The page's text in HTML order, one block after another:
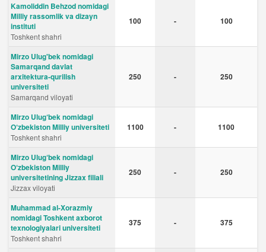
Kamoliddin Behzod nomidagi
Milliy rassomlik va dizayn
instituti
Toshkent shahri
100 - 100
Mirzo Ulug'bek nomidagi
Samarqand davlat
arxitektura-qurilish
universiteti
Samarqand viloyati
250 - 250
Mirzo Ulug‘bek nomidagi
O‘zbekiston Milliy universiteti
Toshkent shahri
1100 - 1100
Mirzo Ulug‘bek nomidagi
O‘zbekiston Milliy
universitetining Jizzax filiali
Jizzax viloyati
250 - 250
Muhammad al-Xorazmiy
nomidagi Toshkent axborot
texnologiyalari universiteti
Toshkent shahri
375 - 375